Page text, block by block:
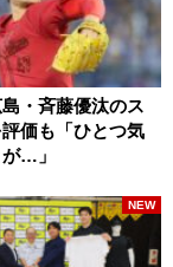
・斉藤優汰のス
評価も「ひとつ気
…」
NEW